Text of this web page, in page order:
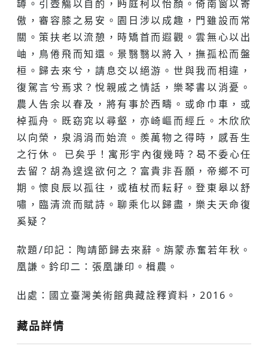
罇。引壺觴以自酌，眄庭柯以怡顏。倚南窗以寄
傲，審容膝之易安。園日涉以成趣，門雖設而常
關。策扶老以流憩，時矯首而遐觀。雲無心以出
岫，鳥倦飛而知還。景翳翳以將入，撫孤松而盤
桓。歸去來兮，請息交以絕游。世與我而相違，
復駕言兮焉求？悅親戚之情話，樂琴書以消憂。
農人告余以春及，將有事於西疇。或命巾車，或
棹孤舟。既窈窕以尋壑，亦崎嶇而經丘。木欣欣
以向榮，泉涓涓而始流。羨萬物之得時，感吾生
之行休。 已矣乎！寓形宇內復幾時？曷不委心任
去留？胡為遑遑欲何之？富貴非吾願，帝鄉不可
期。懷良辰以孤往，或植杖而耘耔。登東皋以舒
嘯，臨清流而賦詩。聊乘化以歸盡，樂夫天命復
奚疑？
款題/印記：陶靖節歸去來辭。旃蒙赤奮若年秋。
凰謙。鈐印二：張凰謙印。楫農。
出處：國立臺灣美術館典藏詮釋資料，2016。
藏品詳情